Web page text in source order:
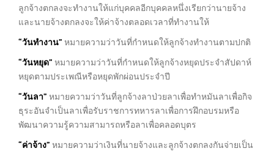
ลูกจ้างตกลงจะทำงานให้แก่บุคคลอีกบุคคลหนึ่งเรียกว่านายจ้าง
และนายจ้างตกลงจะให้ค่าจ้างตลอดเวลาที่ทำงานให้
“วันทำงาน” หมายความว่าวันที่กำหนดให้ลูกจ้างทำงานตามปกติ
“วันหยุด” หมายความว่าวันที่กำหนดให้ลูกจ้างหยุดประจำสัปดาห์
หยุดตามประเพณีหรือหยุดพักผ่อนประจำปี
“วันลา” หมายความว่าวันที่ลูกจ้างลาป่วยลาเพื่อทำหมันลาเพื่อกิจ
ธุระอันจำเป็นลาเพื่อรับราชการทหารลาเพื่อการฝึกอบรมหรือ
พัฒนาความรู้ความสามารถหรือลาเพื่อคลอดบุตร
“ค่าจ้าง” หมายความว่าเงินที่นายจ้างและลูกจ้างตกลงกันจ่ายเป็น